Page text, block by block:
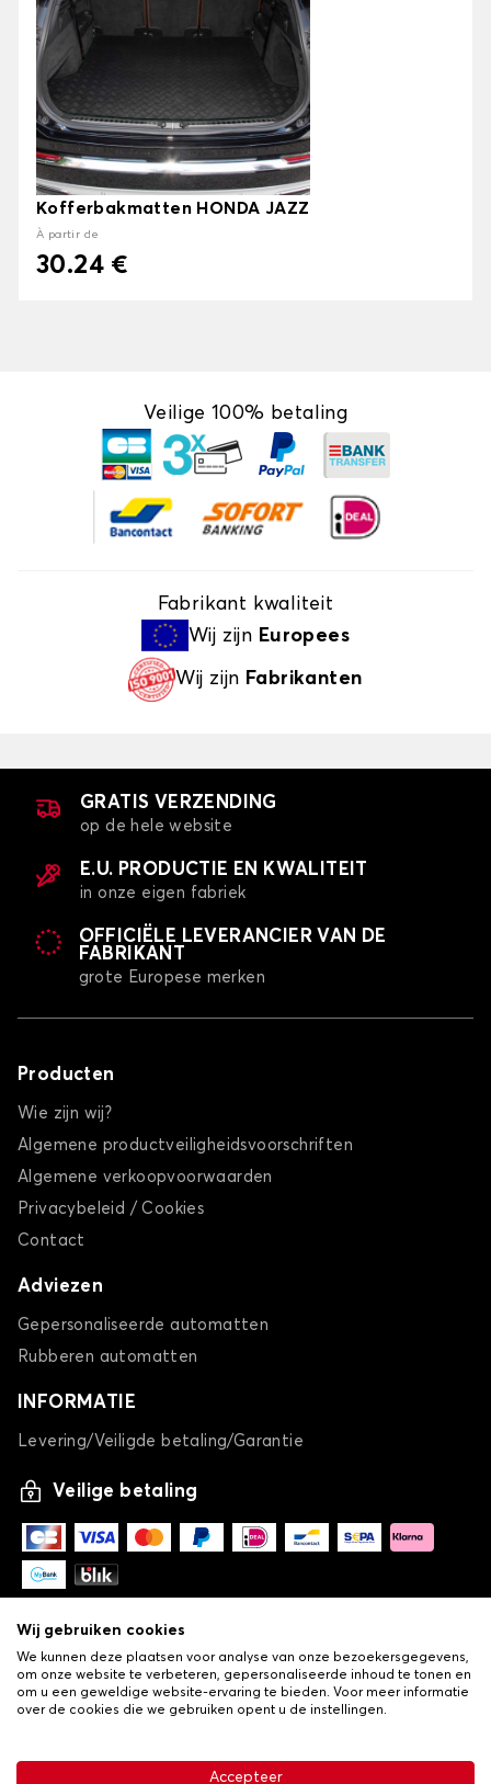
Kofferbakmatten HONDA JAZZ
À partir de
30.24 €
Veilige 100% betaling
Fabrikant kwaliteit
Wij zijn Europees
Wij zijn Fabrikanten
GRATIS VERZENDING
op de hele website
E.U. PRODUCTIE EN KWALITEIT
in onze eigen fabriek
OFFICIËLE LEVERANCIER VAN DE
FABRIKANT
grote Europese merken
Producten
Wie zijn wij?
Algemene productveiligheidsvoorschriften
Algemene verkoopvoorwaarden
Privacybeleid / Cookies
Contact
Adviezen
Gepersonaliseerde automatten
Rubberen automatten
INFORMATIE
Levering/Veiligde betaling/Garantie
Veilige betaling
Algemene verkoopvoorwaarden•Privacy- en cookiebeleid
Wij gebruiken cookies
We kunnen deze plaatsen voor analyse van onze bezoekersgegevens,
om onze website te verbeteren, gepersonaliseerde inhoud te tonen en
om u een geweldige website-ervaring te bieden. Voor meer informatie
over de cookies die we gebruiken opent u de instellingen.
Accepteer